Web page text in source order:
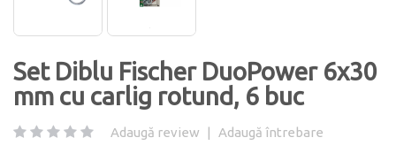
Set Diblu Fischer DuoPower 6x30
mm cu carlig rotund, 6 buc
Adaugă review | Adaugă întrebare